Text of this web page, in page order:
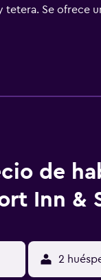
Se ofrece
y secador de
de
Inn &
2